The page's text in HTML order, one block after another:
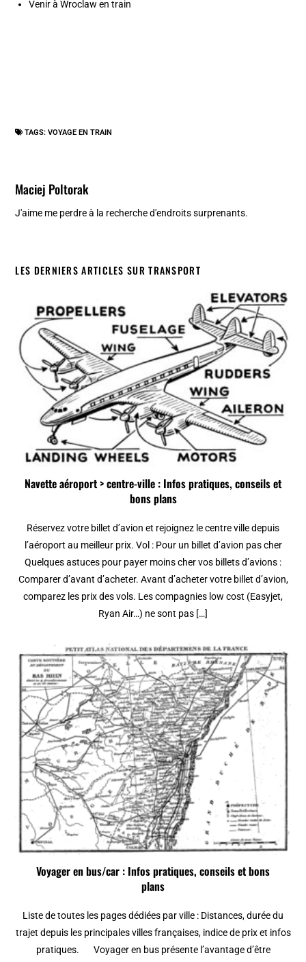
Venir à Wroclaw en train
TAGS:VOYAGE EN TRAIN
Maciej Poltorak
J'aime me perdre à la recherche d'endroits surprenants.
LES DERNIERS ARTICLES SUR TRANSPORT
Navette aéroport > centre-ville : Infos pratiques, conseils et
bons plans
Réservez votre billet d’avion et rejoignez le centre ville depuis
l’aéroport au meilleur prix. Vol : Pour un billet d’avion pas cher
Quelques astuces pour payer moins cher vos billets d’avions :
Comparer d’avant d’acheter. Avant d’acheter votre billet d’avion,
comparez les prix des vols. Les compagnies low cost (Easyjet,
Ryan Air…) ne sont pas […]
Voyager en bus/car : Infos pratiques, conseils et bons
plans
Liste de toutes les pages dédiées par ville : Distances, durée du
trajet depuis les principales villes françaises, indice de prix et infos
pratiques. Voyager en bus présente l’avantage d’être